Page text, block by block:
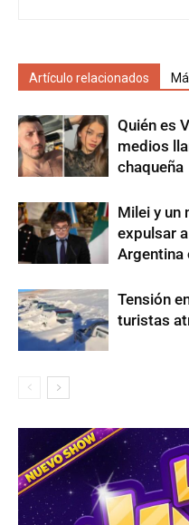
Artículo relacionados
Quién es
medios
chaqueña
Milei y un
expulsar
Argentina
Tensión
turistas